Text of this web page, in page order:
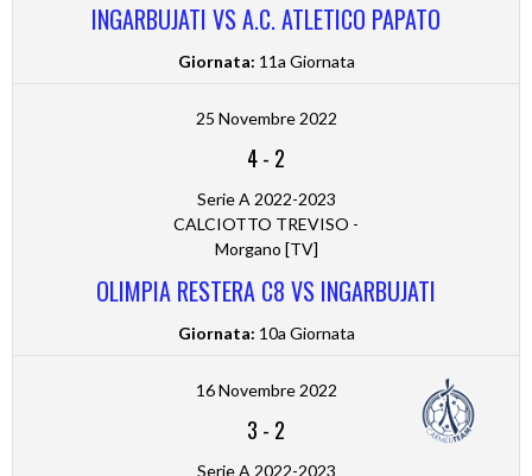
INGARBUJATI VS A.C. ATLETICO PAPATO
Giornata: 11a Giornata
25 Novembre 2022
4- 2
Serie A 2022-2023
CALCIOTTO TREVISO -
Morgano [TV]
OLIMPIA RESTERA C8 VS INGARBUJATI
Giornata: 10a Giornata
16 Novembre 2022
3 - 2
Serie A 2022-2023